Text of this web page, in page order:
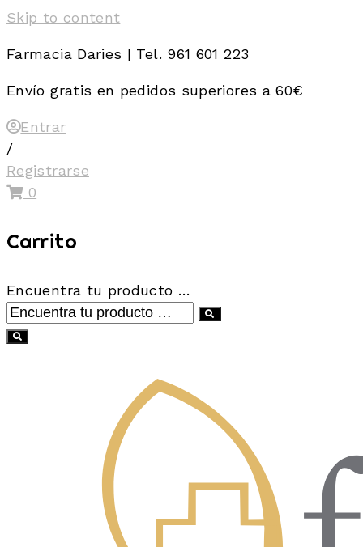
Skip to content
Farmacia Daries | Tel. 961 601 223
Envío gratis en pedidos superiores a 60€
Entrar
/
Registrarse
0
Carrito
Encuentra tu producto …